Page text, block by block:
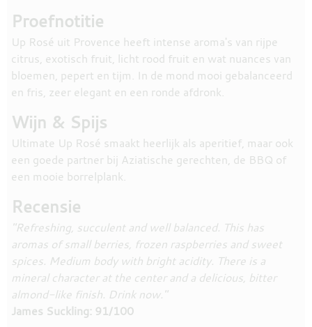
Proefnotitie
Up Rosé uit Provence heeft intense aroma's van rijpe
citrus, exotisch fruit, licht rood fruit en wat nuances van
bloemen, pepert en tijm. In de mond mooi gebalanceerd
en fris, zeer elegant en een ronde afdronk.
Wijn & Spijs
Ultimate Up Rosé smaakt heerlijk als aperitief, maar ook
een goede partner bij Aziatische gerechten, de BBQ of
een mooie borrelplank.
Recensie
"Refreshing, succulent and well balanced. This has
aromas of small berries, frozen raspberries and sweet
spices. Medium body with bright acidity. There is a
mineral character at the center and a delicious, bitter
almond-like finish. Drink now."
James Suckling: 91/100